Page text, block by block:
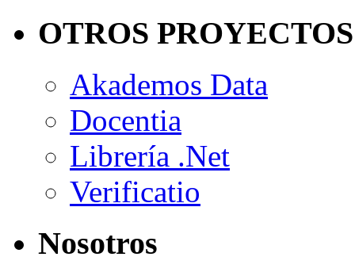
OTROS PROYECTOS
Akademos Data
Docentia
Librería .Net
Verificatio
Nosotros